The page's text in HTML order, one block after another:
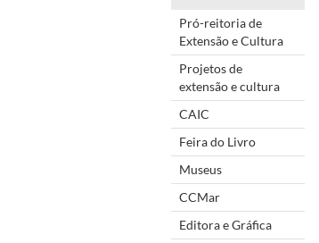
Pró-reitoria de
Extensão e Cultura
Projetos de
extensão e cultura
CAIC
Feira do Livro
Museus
CCMar
Editora e Gráfica